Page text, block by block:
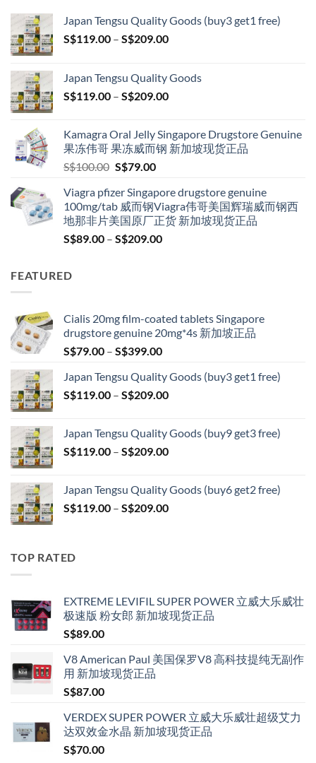
Japan Tengsu Quality Goods (buy3 get1 free)
S$119.00 – S$209.00Price
through
S$209.00
Japan Tengsu Quality Goods
S$119.00 – S$209.00Price
through
S$209.00
Kamagra Oral Jelly Singapore Drugstore Genuine
果冻伟哥 果冻威而钢 新加坡现货正品
S$100.00 Original
was:
S$100.00.
S$79.00Current
is:
S$79.00.
Viagra pfizer Singapore drugstore genuine
100mg/tab 威而钢Viagra伟哥美国辉瑞威而钢西
地那非片美国原厂正货 新加坡现货正品
S$89.00 – S$209.00Price
FEATURED
Cialis 20mg film-coated tablets Singapore
drugstore genuine 20mg*4s 新加坡正品
S$79.00 – S$399.00Price
S$79.00
through
Japan Tengsu Quality Goods (buy3 get1 free)
S$119.00 – S$209.00Price
through
S$209.00
Japan Tengsu Quality Goods (buy9 get3 free)
S$119.00 – S$209.00Price
through
S$209.00
Japan Tengsu Quality Goods (buy6 get2 free)
S$119.00 – S$209.00Price
TOP RATED
EXTREME LEVIFIL SUPER POWER 立威大乐威壮
极速版 粉女郎 新加坡现货正品
S$89.00
V8 American Paul 美国保罗V8 高科技提纯无副作
用 新加坡现货正品
S$87.00
VERDEX SUPER POWER 立威大乐威壮超级艾力
达双效金水晶 新加坡现货正品
S$70.00